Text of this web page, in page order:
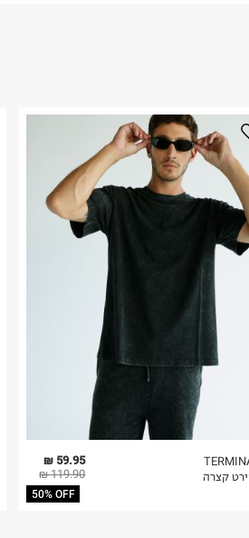
על גבי החבילה
באתר בלבד
בלבד. לא ניתן
59.95 ₪
119.90 ₪
50% OFF
קצרה